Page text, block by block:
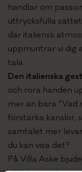
handlar om
uttrycksfulla
där italiensk
uppmuntrar vi dig
tala.
Den italienska
och röra handen
mer än bara
förstärka känslor,
samtalet mer
du kan visa det?
På Villa Aske